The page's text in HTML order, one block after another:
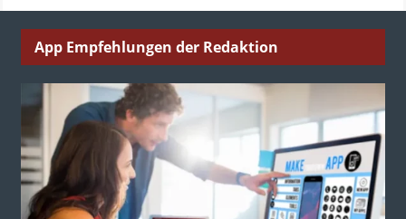
App Empfehlungen der Redaktion